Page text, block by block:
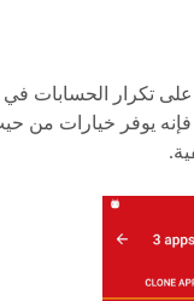
تكرار الحسابات في
فإنه يوفر خيارات من